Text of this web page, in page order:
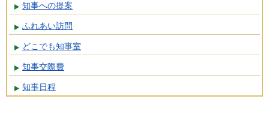
知事への提案
ふれあい訪問
どこでも知事室
知事交際費
知事日程